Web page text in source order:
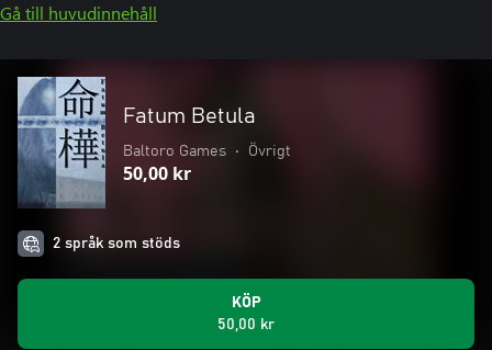
Gå till huvudinnehåll
Fatum Betula
Baltoro Games • Övrigt
50,00 kr
2 språk som stöds
KÖP
50,00 kr